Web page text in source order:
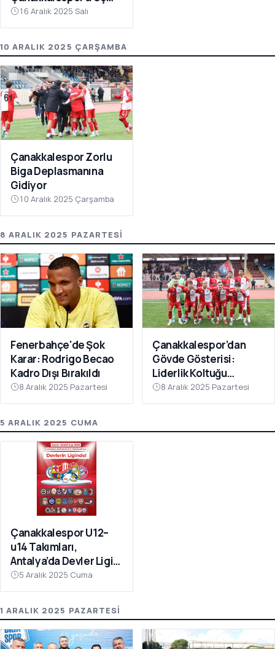
Puanı Getirdi
16 Aralık 2025 Salı
10 ARALIK 2025 ÇARŞAMBA
Çanakkalespor Zorlu
Biga Deplasmanına
Gidiyor
10 Aralık 2025 Çarşamba
8 ARALIK 2025 PAZARTESI
Fenerbahçe'de Şok
Karar: Rodrigo Becao
Kadro Dışı Bırakıldı
8 Aralık 2025 Pazartesi
Çanakkalespor’dan
Gövde Gösterisi:
Liderlik Koltuğu
Bırakılmıyor!
8 Aralık 2025 Pazartesi
5 ARALIK 2025 CUMA
Çanakkalespor U12–
u14 Takımları,
Antalya’da Devler Ligi
Sahnesinde!
5 Aralık 2025 Cuma
1 ARALIK 2025 PAZARTESI